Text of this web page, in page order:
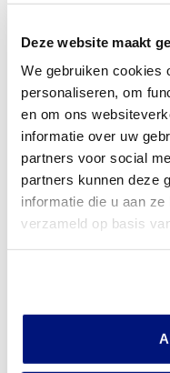
Deze website maakt
We gebruiken cookies
personaliseren, om
en om ons
informatie over uw
partners voor social
partners kunnen deze
informatie die u aan
verzameld op basis
verzekering?
Is de enkelorthese
confectie standaard
Is de enkelorthese mijn
Wanneer mag mijn
toestemming nodig van
Kan ik een reserve